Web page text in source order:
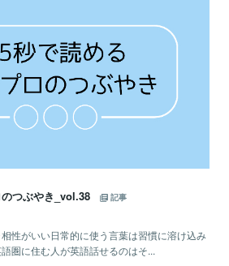
つぶやき_vol.38
記事
性がいい日常的に使う言葉は習慣に溶け込み
圏に住む人が英語話せるのはそ...